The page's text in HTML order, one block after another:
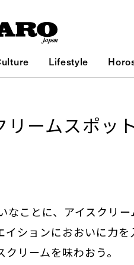
Lifestyle
ームスポッ
ことに、アイスクリー
ションにおおいに力
リームを味わおう。